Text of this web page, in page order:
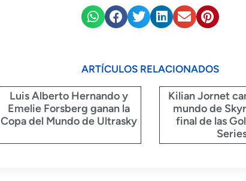
ARTÍCULOS RELACIONADOS
Luis Alberto Hernando y
Emelie Forsberg ganan la
Copa del Mundo de Ultrasky
Kilian Jornet
mundo de
final de las